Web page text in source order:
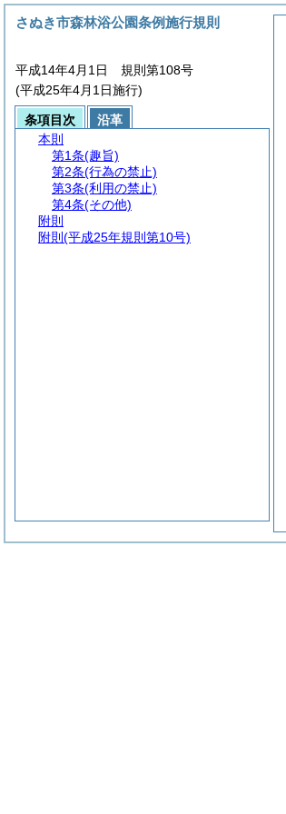
さぬき市森林浴公園条例施行規則
平成14年4月1日 規則第108号
(平成25年4月1日施行)
条項目次
沿革
本則
第1条(趣旨)
第2条(行為の禁止)
第3条(利用の禁止)
第4条(その他)
附則
附則 (平成25年規則第10号)